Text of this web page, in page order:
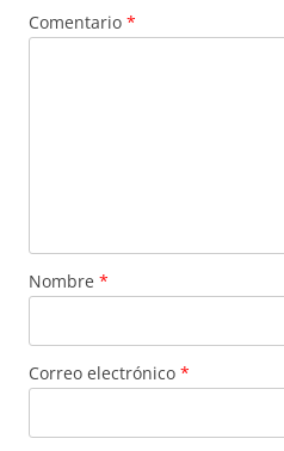
Comentario *
Nombre *
Correo electrónico *